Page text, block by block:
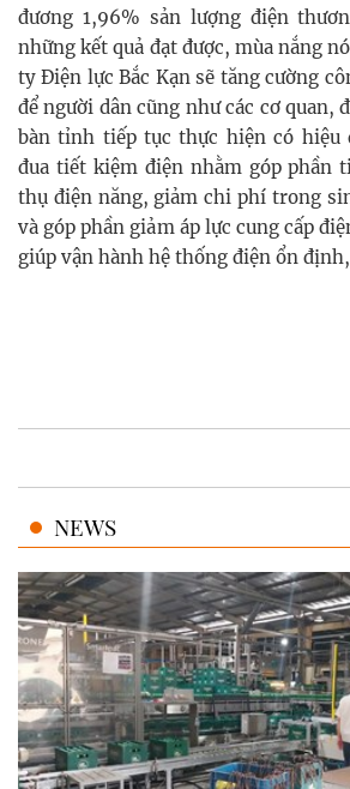
đương 1,96% sản lượng điện
những kết quả đạt được, mùa nắng
ty Điện lực Bắc Kạn sẽ tăng cường
để người dân cũng như các cơ quan,
bàn tỉnh tiếp tục thực hiện có hiệu
đua tiết kiệm điện nhằm góp phần
thụ điện năng, giảm chi phí trong
và góp phần giảm áp lực cung cấp
giúp vận hành hệ thống điện ổn
NEWS